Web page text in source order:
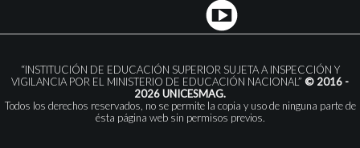
“INSTITUCIÓN DE EDUCACIÓN SUPERIOR SUJETA A INSPECCIÓN Y
VIGILANCIA POR EL MINISTERIO DE EDUCACIÓN NACIONAL” © 2016 -
2026 UNICESMAG.
Todos los derechos reservados, no se permite la copia y uso de ninguna parte de
ésta página web sin permisos previos.